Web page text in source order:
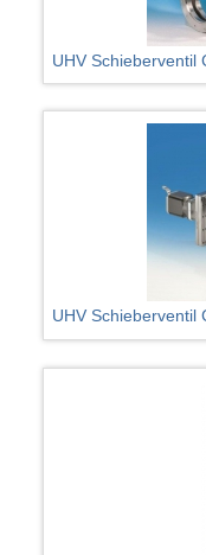
UHV Schieberventil
UHV Schieberventil